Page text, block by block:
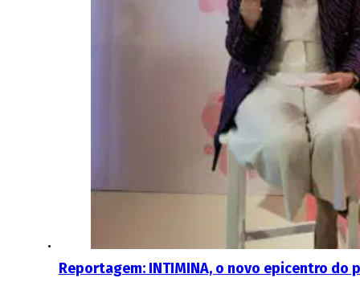
Reportagem: INTIMINA, o novo epicentro do